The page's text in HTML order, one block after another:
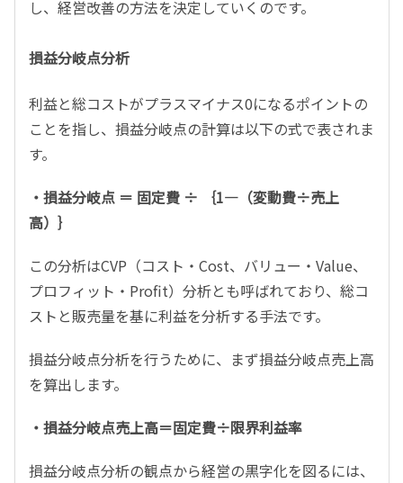
し、経営改善の方法を決定していくのです。
損益分岐点分析
利益と総コストがプラスマイナス0になるポイントの
ことを指し、損益分岐点の計算は以下の式で表されま
す。
・損益分岐点 ＝ 固定費 ÷ ｛1―（変動費÷売上
高）｝
この分析はCVP（コスト・Cost、バリュー・Value、
プロフィット・Profit）分析とも呼ばれており、総コ
ストと販売量を基に利益を分析する手法です。
損益分岐点分析を行うために、まず損益分岐点売上高
を算出します。
・損益分岐点売上高＝固定費÷限界利益率
損益分岐点分析の観点から経営の黒字化を図るには、